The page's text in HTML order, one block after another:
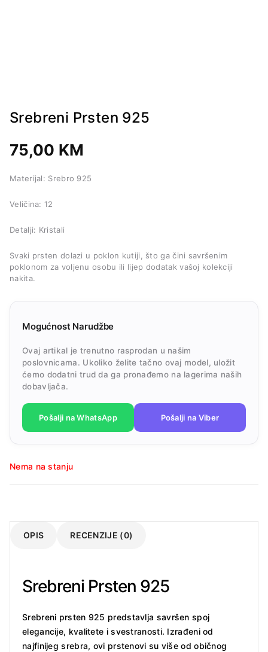
Srebreni Prsten 925
75,00 KM
Materijal: Srebro 925
Veličina: 12
Detalji: Kristali
Svaki prsten dolazi u poklon kutiji, što ga čini savršenim
poklonom za voljenu osobu ili lijep dodatak vašoj kolekciji
nakita.
Mogućnost Narudžbe
Ovaj artikal je trenutno rasprodan u našim
poslovnicama. Ukoliko želite tačno ovaj model, uložit
ćemo dodatni trud da ga pronađemo na lagerima naših
dobavljača.
Pošalji na WhatsApp Pošalji na Viber
Nema na stanju
OPIS RECENZIJE (0)
Srebreni Prsten 925
Srebreni prsten 925 predstavlja savršen spoj
elegancije, kvalitete i svestranosti. Izrađeni od
najfinijeg srebra, ovi prstenovi su više od običnog